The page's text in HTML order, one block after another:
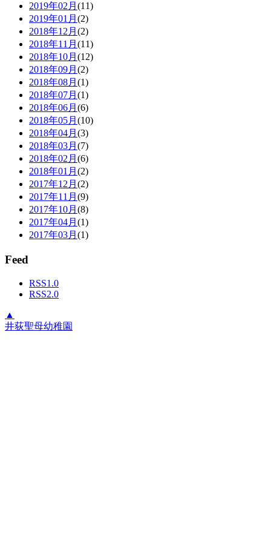
2019年02月 (11)
2019年01月 (2)
2018年12月 (2)
2018年11月 (11)
2018年10月 (12)
2018年09月 (2)
2018年08月 (1)
2018年07月 (1)
2018年06月 (6)
2018年05月 (10)
2018年04月 (3)
2018年03月 (7)
2018年02月 (6)
2018年01月 (2)
2017年12月 (2)
2017年11月 (9)
2017年10月 (8)
2017年04月 (1)
2017年03月 (1)
Feed
RSS1.0
RSS2.0
▲
井荻聖母幼稚園